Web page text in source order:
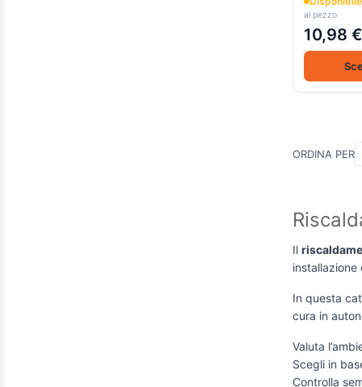
al pezzo
10,98 €
ORDINA PER
Il
In questa
cura in
Valuta
Scegli in
Controlla